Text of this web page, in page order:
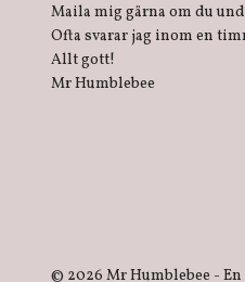
Maila mig gärna om du
Ofta svarar jag inom en
Allt gott!
Mr Humblebee
© 2026 Mr Humblebee -